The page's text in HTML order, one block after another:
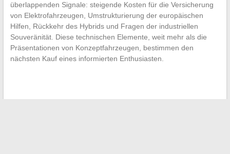
überlappenden Signale: steigende Kosten für die Versicherung
von Elektrofahrzeugen, Umstrukturierung der europäischen
Hilfen, Rückkehr des Hybrids und Fragen der industriellen
Souveränität. Diese technischen Elemente, weit mehr als die
Präsentationen von Konzeptfahrzeugen, bestimmen den
nächsten Kauf eines informierten Enthusiasten.